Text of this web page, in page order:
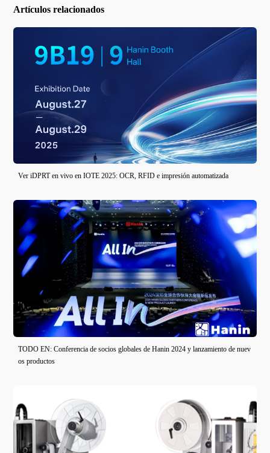
Artículos relacionados
Ver iDPRT en vivo en IOTE 2025: OCR, RFID e impresión automatizada
TODO EN: Conferencia de socios globales de Hanin 2024 y lanzamiento de nuev
os productos